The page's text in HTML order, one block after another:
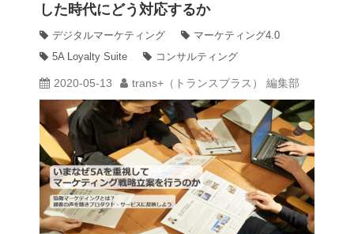
動画
trans-DXプロデューサー
した時代にどう対応するか
デジタルマーケティング
マーケティング4.0
5A Loyalty Suite
コンサルティング
2020-05-13 trans+（トランスプラス） 編集部